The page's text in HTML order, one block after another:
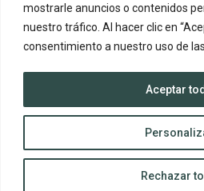
mostrarle anuncios o contenidos
nuestro tráfico. Al hacer clic en
consentimiento a nuestro uso de
Rechazar
Aceptar